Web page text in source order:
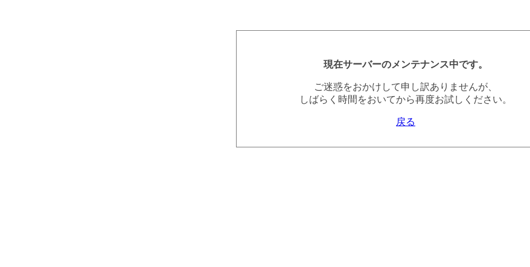
現在サーバーのメンテナンス中です。
ご迷惑をおかけして申し訳ありませんが、
しばらく時間をおいてから再度お試しください。
戻る